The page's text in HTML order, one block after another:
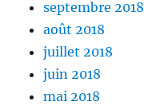
septembre 2018
août 2018
juillet 2018
juin 2018
mai 2018